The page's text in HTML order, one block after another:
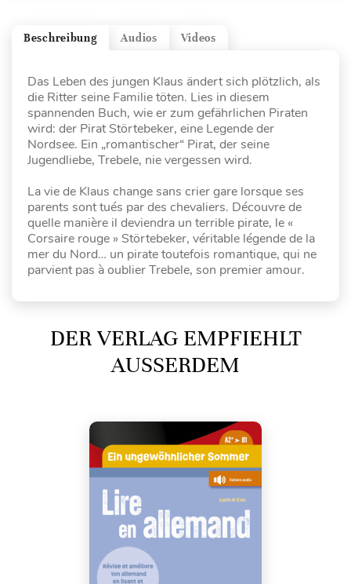
Videos
Audios
Beschreibung
Das Leben des jungen Klaus ändert sich plötzlich, als
die Ritter seine Familie töten. Lies in diesem
spannenden Buch, wie er zum gefährlichen Piraten
wird: der Pirat Störtebeker, eine Legende der
Nordsee. Ein „romantischer“ Pirat, der seine
Jugendliebe, Trebele, nie vergessen wird.
La vie de Klaus change sans crier gare lorsque ses
parents sont tués par des chevaliers. Découvre de
quelle manière il deviendra un terrible pirate, le «
Corsaire rouge » Störtebeker, véritable légende de la
mer du Nord… un pirate toutefois romantique, qui ne
parvient pas à oublier Trebele, son premier amour.
DER VERLAG EMPFIEHLT
AUSSERDEM